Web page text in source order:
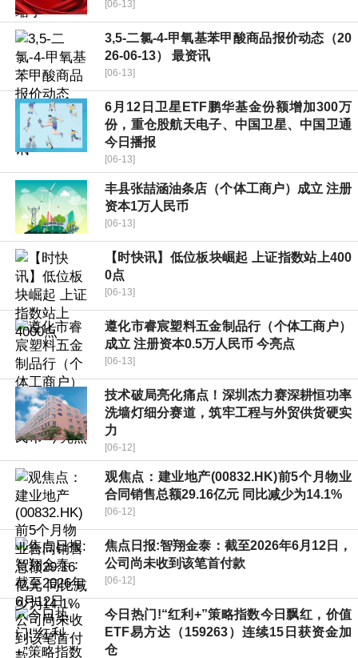
[06-13]
3,5-二氯-4-甲氧基苯甲酸商品报价动态（20
26-06-13） 最资讯
[06-13]
6月12日卫星ETF鹏华基金份额增加300万
份，重仓股航天电子、中国卫星、中国卫通
今日播报
[06-13]
丰县张喆涵油条店（个体工商户）成立 注册
资本1万人民币
[06-13]
【时快讯】低位板块崛起 上证指数站上400
0点
[06-13]
遵化市睿宸塑料五金制品行（个体工商户）
成立 注册资本0.5万人民币 今亮点
[06-13]
技术破局亮化痛点！深圳杰力赛深耕恒功率
洗墙灯细分赛道，筑牢工程与外贸供货硬实
力
[06-12]
观焦点：建业地产(00832.HK)前5个月物业
合同销售总额29.16亿元 同比减少为14.1%
[06-12]
焦点日报:智翔金泰：截至2026年6月12日，
公司尚未收到该笔首付款
[06-12]
今日热门!“红利+”策略指数今日飘红，价值
ETF易方达（159263）连续15日获资金加
仓